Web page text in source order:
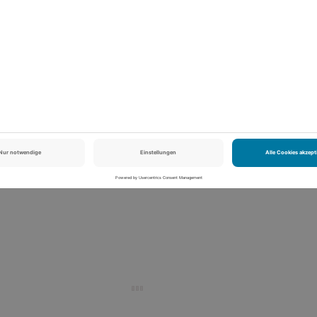
du richtig durchatmen und dir eine Auszeit in der Natur nehmen. In
Auf welchem Weg...
Jetzt weiterlesen